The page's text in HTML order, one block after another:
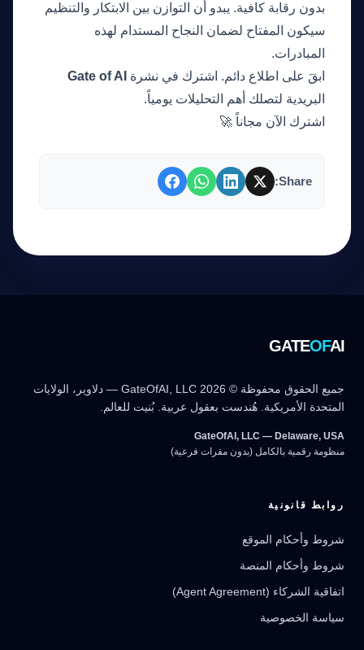
بدون رقابة كافية. يبدو أن التوازن بين الابتكار والتنظيم
سيكون المفتاح لضمان النجاح المستدام لهذه
المبادرات.
ابقَ على اطلاع دائم. اشترك في نشرة Gate of AI
البريدية لتصلك أهم التحليلات يومياً.
اشترك الآن مجاناً 🚀
Share:
GATEOFAI
جميع الحقوق محفوظة © 2026 GateOfAI, LLC — دلاوير، الولايات
المتحدة الأمريكية. هُندست بعقول عربية. بُنيت للعالم.
GateOfAI, LLC — Delaware, USA
منظومة رقمية بالكامل (بدون مقرات فرعية)
روابط قانونية
شروط وأحكام الموقع
شروط وأحكام المنصة
اتفاقية الشركاء (Agent Agreement)
سياسة الخصوصية
مرشد بوابة الذكاء الاصطناعي